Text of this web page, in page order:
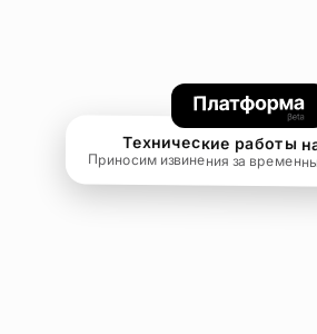
Технические работы
Приносим извинения за